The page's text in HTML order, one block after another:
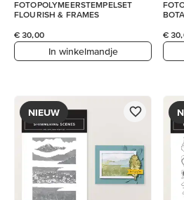
FOTOPOLYMEERSTEMPELSET
FLOURISH & FRAMES
€ 30,00
In winkelmandje
€
NIEUW